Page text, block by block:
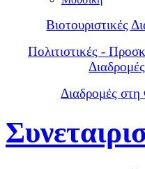
Βιοτουριστικές
Πολιτιστικές -
Διαδρομές
Διαδρομές